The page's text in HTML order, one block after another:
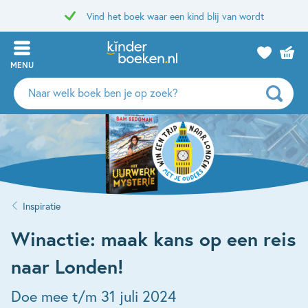
Vind het boek waar een kind blij van wordt
MENU
Zoeken
naar
boeken,
auteurs
Inspiratie
Winactie: maak kans op een reis
naar Londen!
Doe mee t/m 31 juli 2024